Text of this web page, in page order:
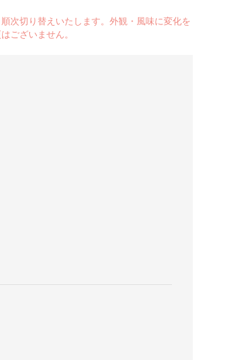
次切り替えいたします。外観・風味に変化を
ございません。